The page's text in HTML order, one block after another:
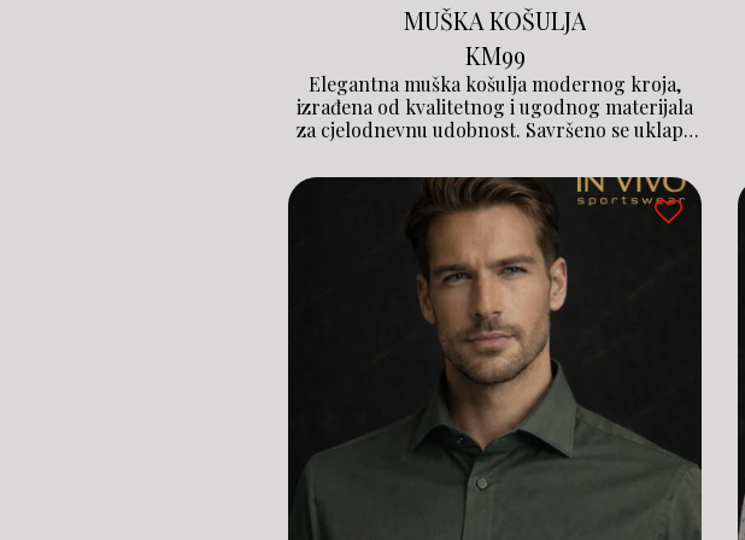
MUŠKA KOŠULJA
KM99
Elegantna muška košulja modernog kroja,
izrađena od kvalitetnog i ugodnog materijala
za cjelodnevnu udobnost. Savršeno se uklapa
uredan i sofisticiran izgled u svakoj prilici.